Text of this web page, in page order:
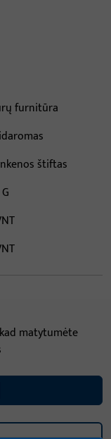
furnitūra
štiftas
matytumėte